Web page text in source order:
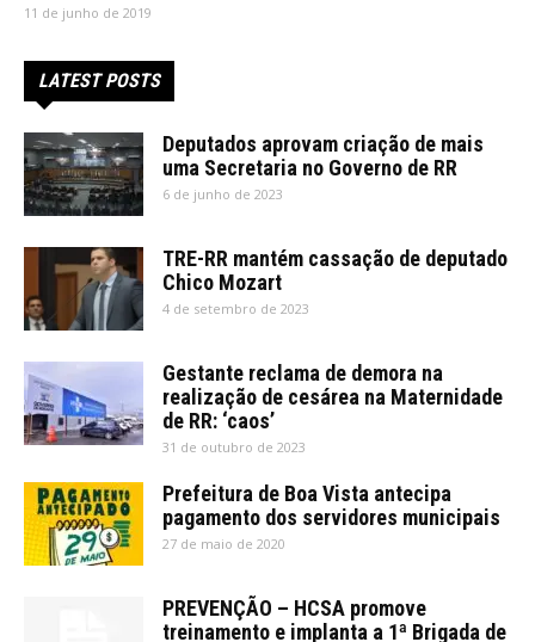
11 de junho de 2019
LATEST POSTS
Deputados aprovam criação de mais
uma Secretaria no Governo de RR
6 de junho de 2023
TRE-RR mantém cassação de deputado
Chico Mozart
4 de setembro de 2023
Gestante reclama de demora na
realização de cesárea na Maternidade
de RR: ‘caos’
31 de outubro de 2023
Prefeitura de Boa Vista antecipa
pagamento dos servidores municipais
27 de maio de 2020
PREVENÇÃO – HCSA promove
treinamento e implanta a 1ª Brigada de